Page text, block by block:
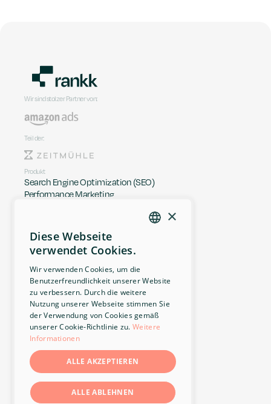
Wir sind stolzer Partner von:
Teil der:
Produkt
Search Engine Optimization (SEO)
Performance Marketing
Community- & Bewertungs-Management
Kundenservice
Logistikmanagement
Seminare & Workshops
Netzwerkmanagement
Unsere Agentur
Über uns
Karriere
Offene Stellen
Kontakt
Rechtliches
Impressum
Datenschutz
×
Diese Webseite
verwendet Cookies.
Wir verwenden Cookies, um die
Benutzerfreundlichkeit unserer Website
zu verbessern. Durch die weitere
Nutzung unserer Webseite stimmen Sie
der Verwendung von Cookies gemäß
unserer Cookie-Richtlinie zu.Weitere
Informationen
ALLE AKZEPTIEREN
ALLE ABLEHNEN